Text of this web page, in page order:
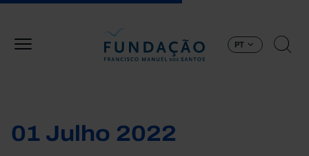
PT
01 Julho 2022